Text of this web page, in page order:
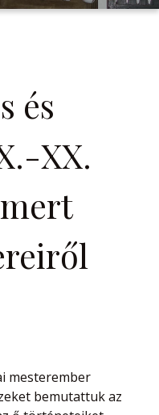
és
XX.
mesterember
bemutattuk az